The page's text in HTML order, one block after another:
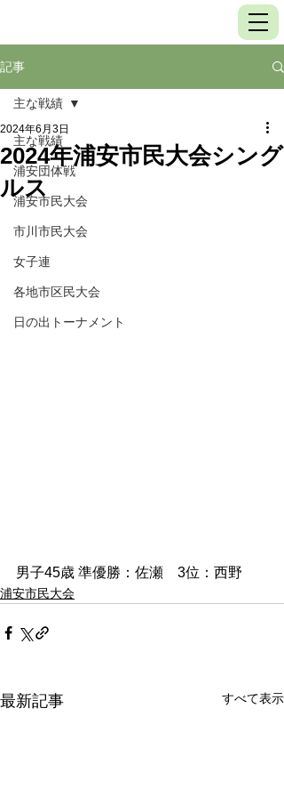
記事
主な戦績
浦安団体戦
浦安市民大会
市川市民大会
女子連
各地市区民大会
日の出トーナメント
主な戦績
2024年浦安市民大会シング
ルス
2024年6月3日
男子45歳 準優勝：佐瀬　3位：西野
浦安市民大会
最新記事 すべて表示